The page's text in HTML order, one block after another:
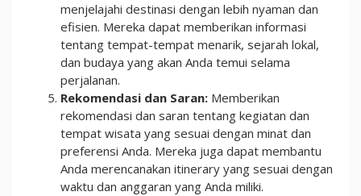
menjelajahi destinasi dengan lebih nyaman dan
efisien. Mereka dapat memberikan informasi
tentang tempat-tempat menarik, sejarah lokal,
dan budaya yang akan Anda temui selama
perjalanan.
Rekomendasi dan Saran: Memberikan
rekomendasi dan saran tentang kegiatan dan
tempat wisata yang sesuai dengan minat dan
preferensi Anda. Mereka juga dapat membantu
Anda merencanakan itinerary yang sesuai dengan
waktu dan anggaran yang Anda miliki.